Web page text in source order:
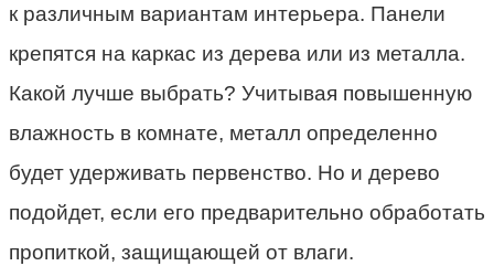
к различным вариантам интерьера. Панели
крепятся на каркас из дерева или из металла.
Какой лучше выбрать? Учитывая повышенную
влажность в комнате, металл определенно
будет удерживать первенство. Но и дерево
подойдет, если его предварительно обработать
пропиткой, защищающей от влаги.